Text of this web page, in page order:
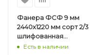
Фанера ФСФ 9 мм
2440х1220 мм сорт 2/3
шлифованная
березовая
Есть в наличии